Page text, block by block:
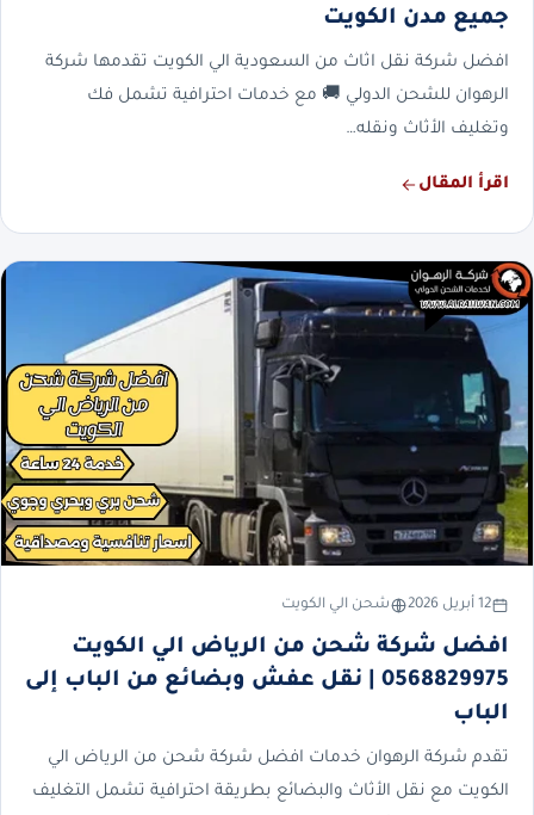
جميع مدن الكويت
افضل شركة نقل اثاث من السعودية الي الكويت تقدمها شركة
الرهوان للشحن الدولي 🚚 مع خدمات احترافية تشمل فك
وتغليف الأثاث ونقله…
اقرأ المقال
12 أبريل 2026 شحن الي الكويت
افضل شركة شحن من الرياض الي الكويت
0568829975 | نقل عفش وبضائع من الباب إلى
الباب
تقدم شركة الرهوان خدمات افضل شركة شحن من الرياض الي
الكويت مع نقل الأثاث والبضائع بطريقة احترافية تشمل التغليف